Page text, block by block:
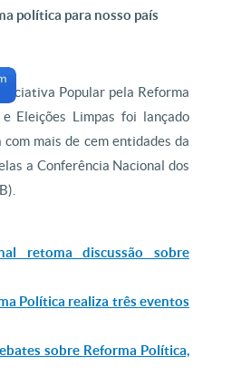
política para nosso país
Popular pela Reforma
Eleições Limpas foi lançado
mais de cem entidades da
a Conferência Nacional dos
retoma discussão sobre
Política realiza três eventos
sobre Reforma Política,